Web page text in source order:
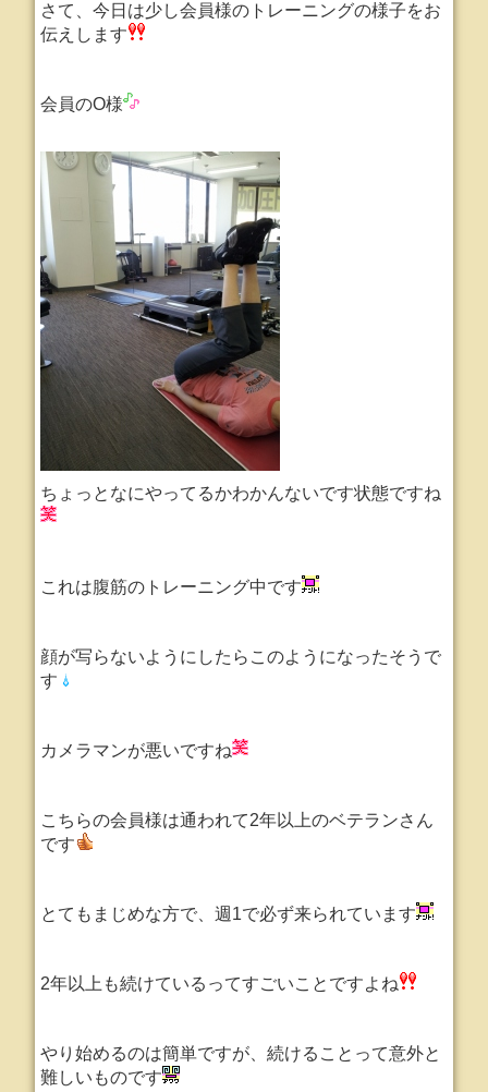
さて、今日は少し会員様のトレーニングの様子をお
伝えします
会員のO様
ちょっとなにやってるかわかんないです状態ですね
これは腹筋のトレーニング中です
顔が写らないようにしたらこのようになったそうで
す
カメラマンが悪いですね
こちらの会員様は通われて2年以上のベテランさん
です
とてもまじめな方で、週1で必ず来られています
2年以上も続けているってすごいことですよね
やり始めるのは簡単ですが、続けることって意外と
難しいものです